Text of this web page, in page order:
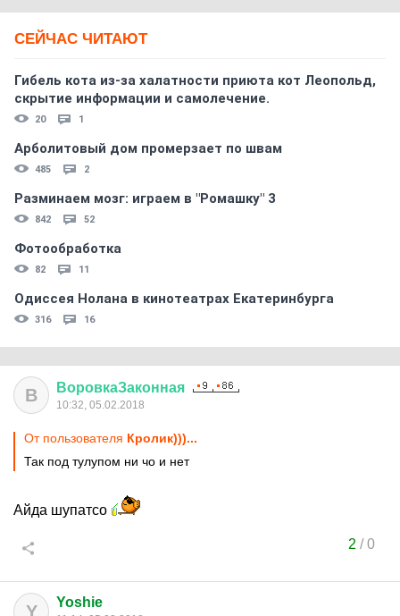
СЕЙЧАС ЧИТАЮТ
Гибель кота из-за халатности приюта кот Леопольд,
скрытиe информации и самолечение.
20 1
Арболитовый дом промерзает по швам
485 2
Разминаем мозг: играем в "Ромашку" 3
842 52
Фотообработка
82 11
Одиссея Нолана в кинотеатрах Екатеринбурга
316 16
В ВоровкаЗаконная
10:32, 05.02.2018
От пользователя Кролик)))...
Так под тулупом ни чо и нет
Айда шупатсо
2 /0
Y Yoshie